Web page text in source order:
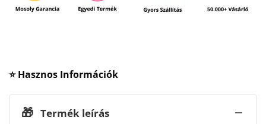
⭐ Hasznos Információk
🎁 Termék leírás